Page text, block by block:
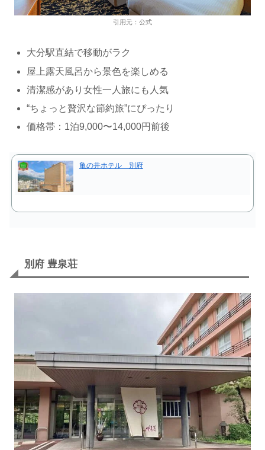
引用元：公式
大分駅直結で移動がラク
屋上露天風呂から景色を楽しめる
清潔感があり女性一人旅にも人気
“ちょっと贅沢な節約旅”にぴったり
価格帯：1泊9,000〜14,000円前後
亀の井ホテル 別府
別府 豊泉荘